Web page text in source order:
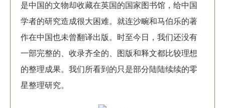
是中国的文物却收藏在英国的国家图书馆，给中国
学者的研究造成很大困难。就连沙畹和马伯乐的著
作在中国也未曾翻译出版。时至今日，我们还没有
一部完整的、收录齐全的、图版和释文都比较理想
的整理成果。我们所看到的只是部分陆陆续续的零
星整理研究。